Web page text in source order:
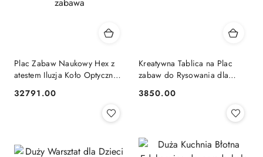
Plac Zabaw Naukowy Hex z
atestem Iluzja Koło Optyczne /
zabawa
Cena:
32791.00
Kreatywna Tablica na Plac
zabaw do Rysowania dla
Cena:
3850.00